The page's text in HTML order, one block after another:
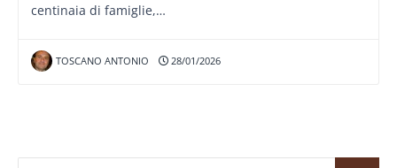
centinaia di famiglie,…
TOSCANO ANTONIO 28/01/2026